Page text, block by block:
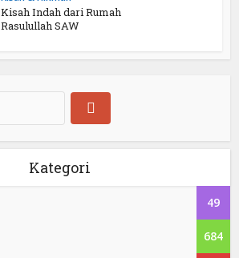
Kisah Indah dari Rumah
Rasulullah SAW
Kategori
49
684